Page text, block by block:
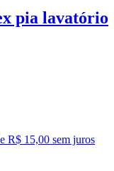
pia lavatório
R$ 15,00 sem juros